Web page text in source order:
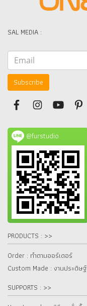
SAL MEDIA :
Subscribe
@furstudio
PRODUCTS : >>
Order : ทำตามออร์เดอร์
Custom Made : งานประดิษฐ์
SUPPORTS : >>